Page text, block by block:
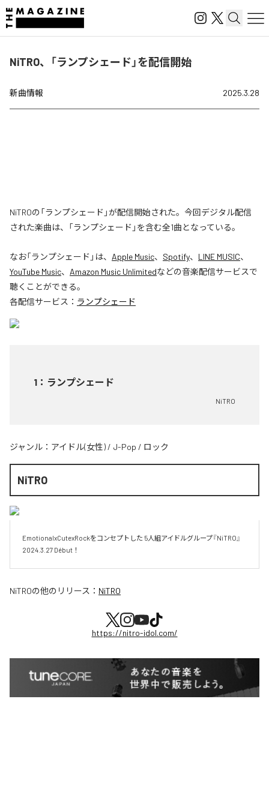
NiTRO、「ランプシェード」を配信開始
新曲情報 2025.3.28
NiTROの「ランプシェード」が配信開始された。今回デジタル配信
された楽曲は、「ランプシェード」を含む全1曲となっている。
なお「ランプシェード 」は、 Apple Music、 Spotify、 LINE MUSIC、
YouTube Music、 Amazon Music Unlimitedなどの音楽配信サービスで
聴くことができる。
各配信サービス： ランプシェード
1 ： ランプシェード
NiTRO
ジャンル： アイドル(女性) / J-Pop / ロック
NiTRO
EmotionalxCutexRockをコンセプトした 5人組アイドルグループ『NiTRO』
2024.3.27 Début！
NiTROの他のリリース： NiTRO
https://nitro-idol.com/